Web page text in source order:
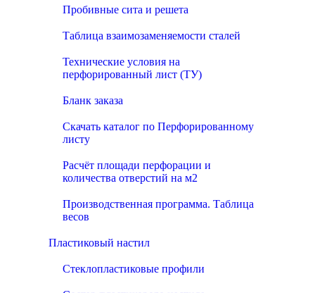
Пробивные сита и решета
Таблица взаимозаменяемости сталей
Технические условия на
перфорированный лист (ТУ)
Бланк заказа
Скачать каталог по Перфорированному
листу
Расчёт площади перфорации и
количества отверстий на м2
Производственная программа. Таблица
весов
Пластиковый настил
Стеклопластиковые профили